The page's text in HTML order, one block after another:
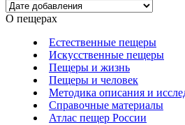
О пещерах
Естественные пещеры
Искусственные пещеры
Пещеры и жизнь
Пещеры и человек
Методика описания и
Справочные материалы
Атлас пещер России